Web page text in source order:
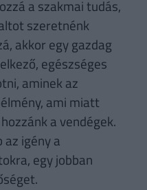
a szakmai tudás,
szeretnénk
akkor egy gazdag
egészséges
aminek az
ami miatt
a vendégek.
az igény a
egy jobban